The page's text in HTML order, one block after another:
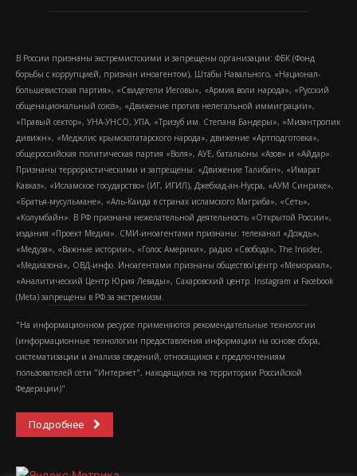
В России признаны экстремистскими и запрещены организации: ФБК (Фонд
борьбы с коррупцией, признан иноагентом), Штабы Навального, «Национал-
большевистская партия», «Свидетели Иеговы», «Армия воли народа», «Русский
общенациональный союз», «Движение против нелегальной иммиграции»,
«Правый сектор», УНА-УНСО, УПА, «Тризуб им. Степана Бандеры», «Мизантропик
дивижн», «Меджлис крымскотатарского народа», движение «Артподготовка»,
общероссийская политическая партия «Воля», АУЕ, батальоны «Азов» и «Айдар».
Признаны террористическими и запрещены: «Движение Талибан», «Имарат
Кавказ», «Исламское государство» (ИГ, ИГИЛ), Джебхад-ан-Нусра, «АУМ Синрике»,
«Братья-мусульмане», «Аль-Каида в странах исламского Магриба», «Сеть»,
«Колумбайн». В РФ признана нежелательной деятельность «Открытой России»,
издания «Проект Медиа». СМИ-иноагентами признаны: телеканал «Дождь»,
«Медуза», «Важные истории», «Голос Америки», радио «Свобода», The Insider,
«Медиазона», ОВД-инфо. Иноагентами признаны общество/центр «Мемориал»,
«Аналитический Центр Юрия Левады», Сахаровский центр. Instagram и Facebook
(Metа) запрещены в РФ за экстремизм.
"На информационном ресурсе применяются рекомендательные технологии
(информационные технологии предоставления информации на основе сбора,
систематизации и анализа сведений, относящихся к предпочтениям
пользователей сети "Интернет", находящихся на территории Российской
Федерации)".
Подробнее